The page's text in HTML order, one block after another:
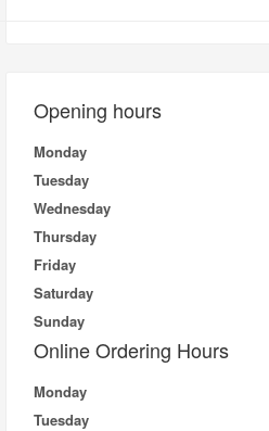
Opening hours
Monday
Tuesday
Wednesday
Thursday
Friday
Saturday
Sunday
Online Ordering Hours
Monday
Tuesday